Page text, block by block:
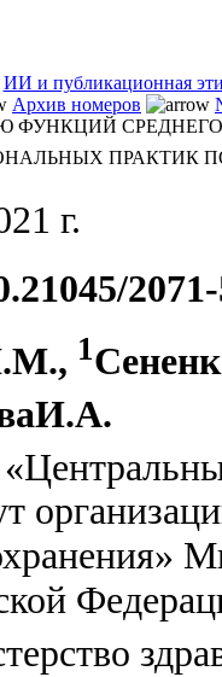
ИИ и публикационная
Архив номеров
ФУНКЦИЙ
ПРАКТИК
г.
1